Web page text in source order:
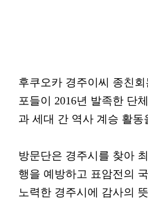
후쿠오카 경주이씨 종친
포들이 2016년 발족한 단
과 세대 간 역사 계승 활동
방문단은 경주시를 찾아
행을 예방하고 표암전의
노력한 경주시에 감사의